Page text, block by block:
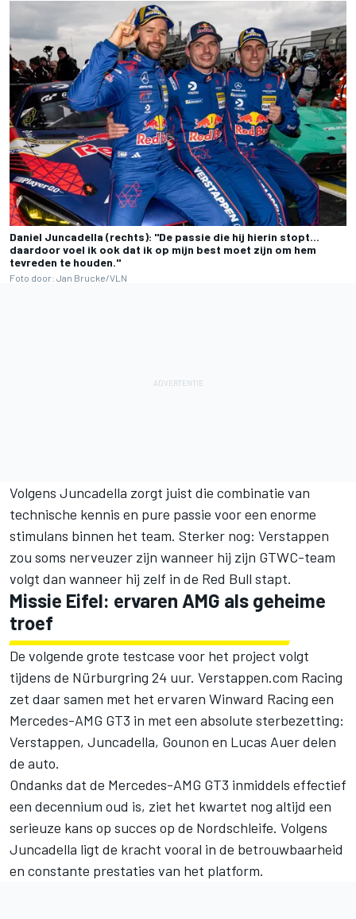
Daniel Juncadella (rechts): "De passie die hij hierin stopt…
daardoor voel ik ook dat ik op mijn best moet zijn om hem
tevreden te houden."
Foto door: Jan Brucke/VLN
Volgens Juncadella zorgt juist die combinatie van
technische kennis en pure passie voor een enorme
stimulans binnen het team. Sterker nog: Verstappen
zou soms nerveuzer zijn wanneer hij zijn GTWC-team
volgt dan wanneer hij zelf in de Red Bull stapt.
Missie Eifel: ervaren AMG als geheime
troef
De volgende grote testcase voor het project volgt
tijdens de Nürburgring 24 uur. Verstappen.com Racing
zet daar samen met het ervaren Winward Racing een
Mercedes-AMG GT3 in met een absolute sterbezetting:
Verstappen, Juncadella, Gounon en Lucas Auer delen
de auto.
Ondanks dat de Mercedes-AMG GT3 inmiddels effectief
een decennium oud is, ziet het kwartet nog altijd een
serieuze kans op succes op de Nordschleife. Volgens
Juncadella ligt de kracht vooral in de betrouwbaarheid
en constante prestaties van het platform.